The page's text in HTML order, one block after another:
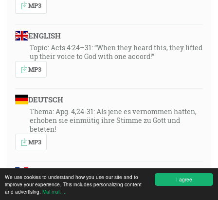
I agree
We use cookies to understand how you use our site and to
improve your experience. This includes personalizing content
and advertising. Mai mult ...
MP3
ENGLISH
Topic: Acts 4:24–31: “When they heard this, they lifted
up their voice to God with one accord!”
MP3
DEUTSCH
Thema: Apg. 4,24-31: Als jene es vernommen hatten,
erhoben sie einmütig ihre Stimme zu Gott und
beteten!
MP3
Thema: Apg. 4,24-31: Als jene es vernommen hatten,
erhoben sie einmütig ihre Stimme zu Gott und